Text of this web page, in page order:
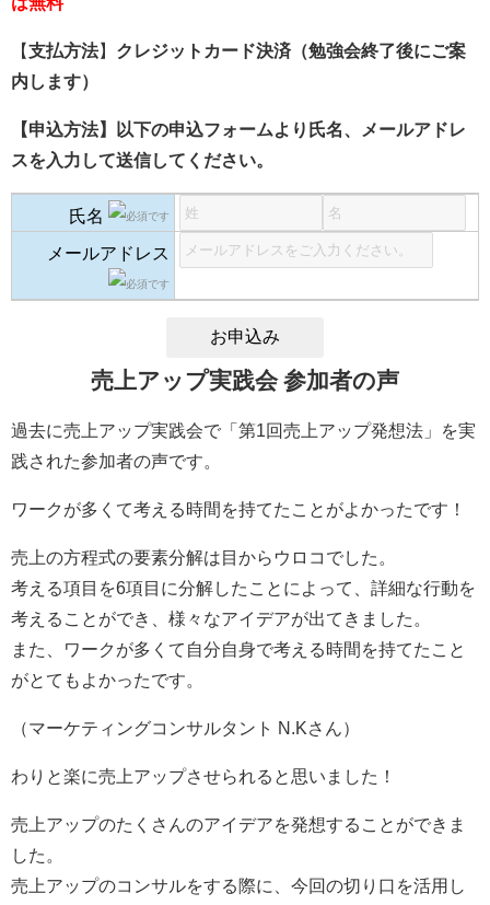
【支払方法】 クレジットカード決済（勉強会終了後にご案
内します）
【申込方法】以下の申込フォームより氏名、メールアドレ
スを入力して送信してください。
氏名
メールアドレス
売上アップ実践会 参加者の声
過去に売上アップ実践会で「第1回売上アップ発想法」を実
践された参加者の声です。
ワークが多くて考える時間を持てたことがよかったです！
売上の方程式の要素分解は目からウロコでした。
考える項目を6項目に分解したことによって、詳細な行動を
考えることができ、様々なアイデアが出てきました。
また、ワークが多くて自分自身で考える時間を持てたこと
がとてもよかったです。
（マーケティングコンサルタント N.Kさん）
わりと楽に売上アップさせられると思いました！
売上アップのたくさんのアイデアを発想することができま
した。
売上アップのコンサルをする際に、今回の切り口を活用し